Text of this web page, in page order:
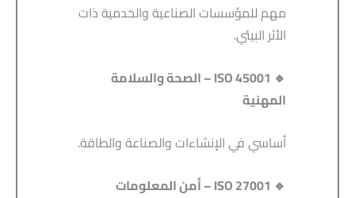
مهم للمؤسسات الصناعية والخدمية ذات
الأثر البيئي.
🔹 ISO 45001 –
الصحة والسلامة
المهنية
أساسي في الإنشاءات والصناعة والطاقة.
🔹 ISO 27001 –
أمن المعلومات